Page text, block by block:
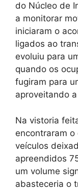
do Núcleo de
a monitorar
iniciaram o
ligados ao
evoluiu para
quando os
fugiram para
aproveitando
Na vistoria
encontraram
veículos
apreendidos
um volume
abasteceria o